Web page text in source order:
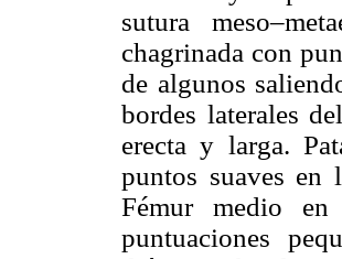
sutura
chagrinada con
de algunos
bordes laterales
erecta y larga.
puntos suaves en
Fémur medio
puntuaciones